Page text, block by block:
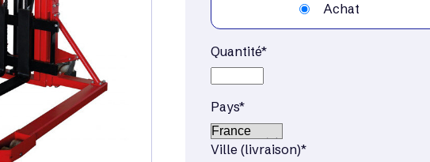
Achat
Quantité*
Pays*
Ville (livraison)*